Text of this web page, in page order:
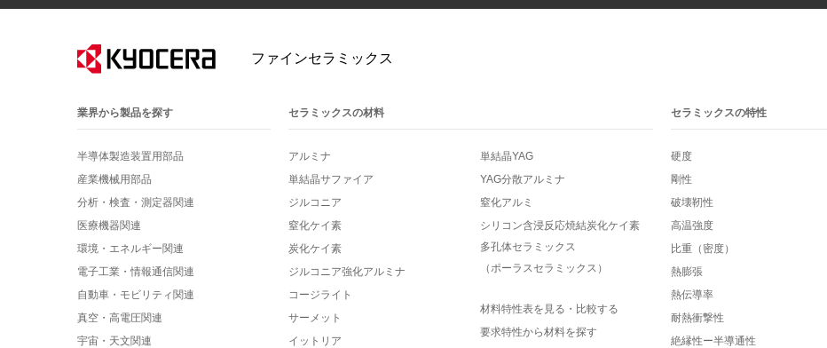
ファインセラミックス
業界から製品を探す
半導体製造装置用部品
産業機械用部品
分析・検査・測定器関連
医療機器関連
環境・エネルギー関連
電子工業・情報通信関連
自動車・モビリティ関連
真空・高電圧関連
宇宙・天文関連
セラミックスの材料
アルミナ
単結晶サファイア
ジルコニア
窒化ケイ素
炭化ケイ素
ジルコニア強化アルミナ
コージライト
サーメット
イットリア
単結晶YAG
YAG分散アルミナ
窒化アルミ
シリコン含浸反応焼結炭化ケイ素
多孔体セラミックス
（ポーラスセラミックス）
材料特性表を見る・比較する
要求特性から材料を探す
セラミックスの特性
硬度
剛性
破壊靭性
高温強度
比重（密度）
熱膨張
熱伝導率
耐熱衝撃性
絶縁性ー半導通性